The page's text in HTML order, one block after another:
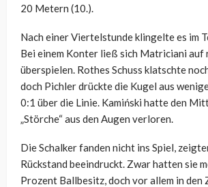
20 Metern (10.).
Nach einer Viertelstunde klingelte es im
Bei einem Konter ließ sich Matriciani auf
überspielen. Rothes Schuss klatschte
doch Pichler drückte die Kugel aus
0:1 über die Linie. Kamiński hatte den
„Störche“ aus den Augen verloren.
Die Schalker fanden nicht ins Spiel,
Rückstand beeindruckt. Zwar hatten sie
Prozent Ballbesitz, doch vor allem in den